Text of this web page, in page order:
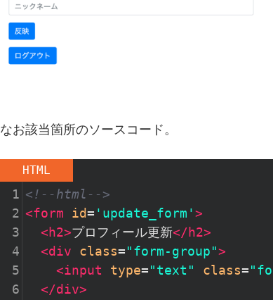
なお該当箇所のソースコード。
HTML
1 <!--html-->
2 <form id= 'update_form'>
3
<h2>プロフィール更新</h2>
4
<div class="form-group">
5
<input type="text" class=
6
</div>